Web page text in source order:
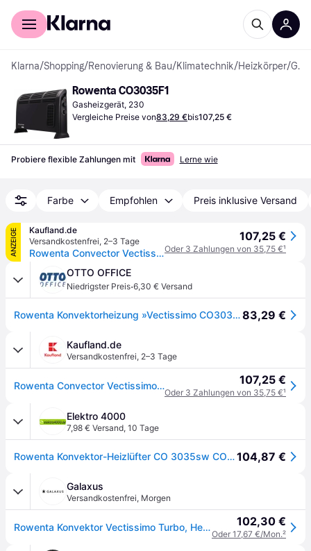
Für Shopper
Klarna/Shopping/Renovierung & Bau/Klimatechnik/Heizkörper/ Gasheizgeräte
Rowenta CO3035F1
Gasheizgerät, 230
Vergleiche Preise von83,29 €bis107,25 €
Probiere flexible Zahlungen mit Lerne wie
Farbe Empfohlen Preis inklusive Versand
ANZEIGE
Kaufland.de
Versandkostenfrei, 2–3 Tage
Rowenta Convector Vectissimo II Vectissimo Heizlüfter CO3035, Elektrischer Konvektor-Raumheizer, 1,2 m, IP20, Drinnen, Flur, Schwarz
107,25 €
Oder 3 Zahlungen von 35,75 €¹
OTTO OFFICE
Niedrigster Preis·6,30 € Versand
Rowenta Konvektorheizung »Vectissimo CO3035«83,29 €
Kaufland.de
Versandkostenfrei, 2–3 Tage
Rowenta Convector Vectissimo II Vectissimo Heizlüfter CO3035, Elektrischer Konvektor-Raumheizer, 1,2 m, IP20, Drinnen, Flur, Schwarz 107,25 €
Oder 3 Zahlungen von 35,75 €¹
Elektro 4000
7,98 € Versand, 10 Tage
Rowenta Konvektor-Heizlüfter CO 3035sw CO3035104,87 €
Galaxus
Versandkostenfrei, Morgen
Rowenta Konvektor Vectissimo Turbo, Heizkörper, Schwarz 102,30 €
Oder 17,67 €/Mon.²